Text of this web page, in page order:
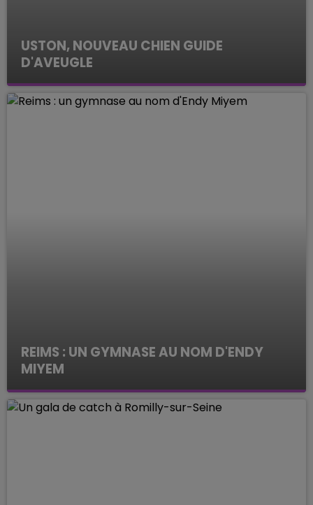
USTON, NOUVEAU CHIEN GUIDE
D'AVEUGLE
Le Mag des Sports
REIMS : UN GYMNASE AU NOM D'ENDY
MIYEM
Le Mag des Sports